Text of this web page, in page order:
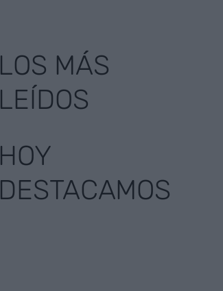
LOS MÁS
LEÍDOS
HOY
DESTACAMOS